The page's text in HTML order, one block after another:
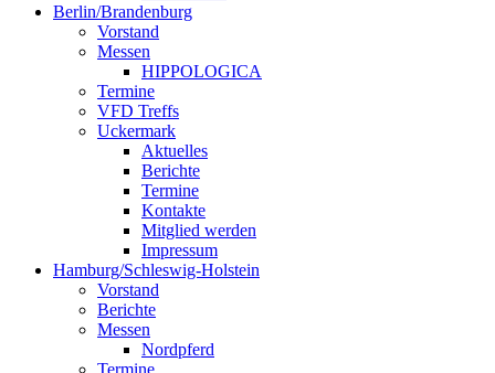
Berlin/Brandenburg
Vorstand
Messen
HIPPOLOGICA
Termine
VFD Treffs
Uckermark
Aktuelles
Berichte
Termine
Kontakte
Mitglied werden
Impressum
Hamburg/Schleswig-Holstein
Vorstand
Berichte
Messen
Nordpferd
Termine